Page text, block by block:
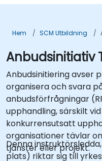
Hem SCM Utbildning
Anbudsinitiativ
Anbudsinitiering avser
organisera och svara
anbudsförfrågningar
upphandling, särskilt
konkurrensutsatt
organisationer tävlar
tjänster eller projekt.
Denna
plats) riktar sig till